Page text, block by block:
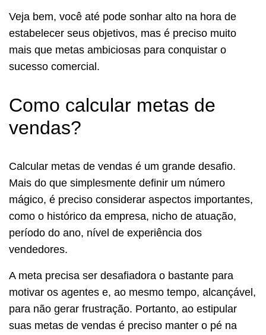
Veja bem, você até pode sonhar alto na hora de
estabelecer seus objetivos, mas é preciso muito
mais que metas ambiciosas para conquistar o
sucesso comercial.
Como calcular metas de
vendas?
Calcular metas de vendas é um grande desafio.
Mais do que simplesmente definir um número
mágico, é preciso considerar aspectos importantes,
como o histórico da empresa, nicho de atuação,
período do ano, nível de experiência dos
vendedores.
A meta precisa ser desafiadora o bastante para
motivar os agentes e, ao mesmo tempo, alcançável,
para não gerar frustração. Portanto, ao estipular
suas metas de vendas é preciso manter o pé na